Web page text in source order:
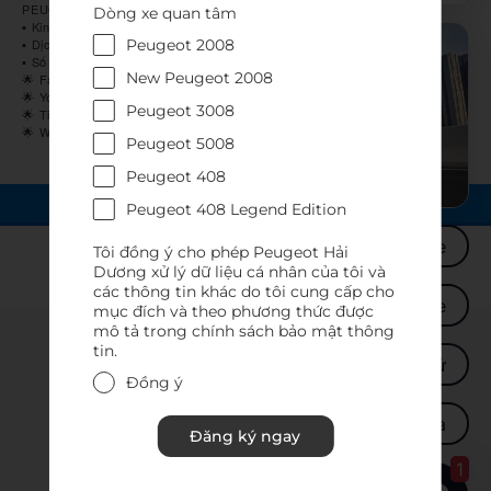
PEUGEOT HẢI PHÒNG
▪ Kinh doanh: 𝟎𝟗𝟑𝟖 𝟖𝟎𝟖 𝟕𝟐𝟐
▪ Dịch vụ: 𝟎𝟗𝟑𝟖 𝟗𝟎𝟒 𝟗𝟕𝟔
▪ Số 8 Nguyễn Trãi, Máy Tơ, Q. Ngô Quyền, TP. Hải Phòng.
🌟 Fanpage:
www.fb.com/peugeothaiphong.vn
🌟 Youtube:www.youtube.com/c/peugeothaiphong
🌟 Tiktok: www.tiktok.com/@peugeot.haiphong
🌟 Website:www.peugeothaiphong.vn
LIÊN HỆ
Trở về trang đầu
PEUGEOT LIÊN HỆ
Dòng xe quan tâm
Peugeot 2008
New Peugeot 2008
Peugeot 3008
Peugeot 5008
Peugeot 408
Peugeot 408 Legend Edition
Tôi đồng ý cho phép Peugeot Hải
Dương xử lý dữ liệu cá nhân của tôi và
các thông tin khác do tôi cung cấp cho
mục đích và theo phương thức được
mô tả trong chính sách bảo mật thông
tin.
Đồng ý
Đăng ký ngay
Mua xe
Tư vấn trả góp xe
Đăng ký lái thử
Bảo dưỡng - sửa chữa
1